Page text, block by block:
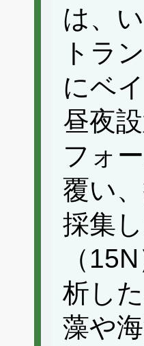
は、
トラ
にベ
昼夜
フォ
覆い
採集
（
析し
藻や